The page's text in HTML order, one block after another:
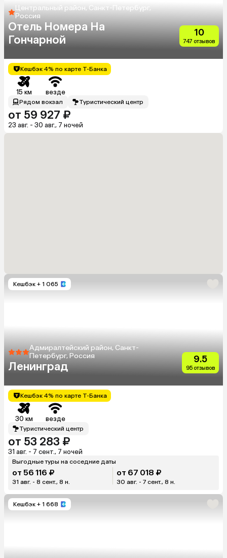
Центральный район, Санкт-Петербург,
Россия
Отель Номера На
Гончарной
10
747 отзывов
Кешбэк 4% по карте Т-Банка
15 км везде
Рядом вокзал Туристический центр
от 59 927 ₽
23 авг. - 30 авг., 7 ночей
Кешбэк + 1 065
Адмиралтейский район, Санкт-
Петербург, Россия
Ленинград
9.5
95 отзывов
Кешбэк 4% по карте Т-Банка
30 км везде
Туристический центр
от 53 283 ₽
31 авг. - 7 сент., 7 ночей
Выгодные туры на соседние даты
от 56 116 ₽
31 авг. - 8 сент., 8 н.
от 67 018 ₽
30 авг. - 7 сент., 8 н.
Кешбэк + 1 668